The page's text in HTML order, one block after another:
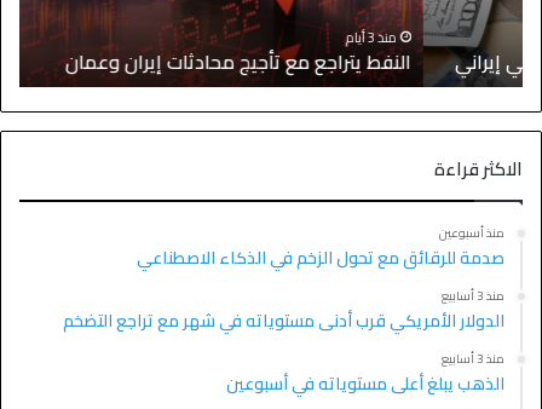
منذ 3 أيام
النفط يتراجع مع تأجيج محادثات إيران وعمان
الاكثر قراءة
منذ أسبوعين
صدمة للرقائق مع تحول الزخم في الذكاء الاصطناعي
منذ 3 أسابيع
الدولار الأمريكي قرب أدنى مستوياته في شهر مع تراجع التضخم
منذ 3 أسابيع
الذهب يبلغ أعلى مستوياته في أسبوعين